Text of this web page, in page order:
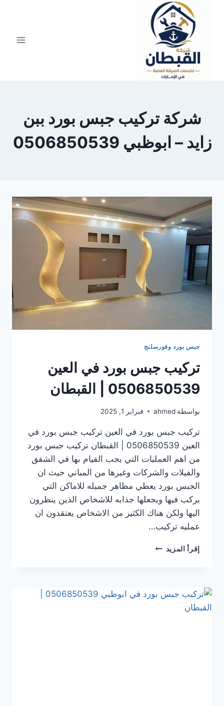
شركة تركيب جبس بورد ببن
زايد – ابوظبي 0506850539
جبس بورد وفورسلنج
تركيب جبس بورد في العين
0506850539 | القبطان
بواسطة ahmed فبراير 1, 2025
تركيب جبس بورد في العين تركيب جبس بورد في
العين 0506850539 | القبطان تركيب جبس بورد
من اهم العمليات التي يجب القيام بها في الشقق
والفيلات والشركات وغيرها من المباني حيث ان
الجبس بورد يعطي مظاهر جميله للاماكن التي
يركب فيها ويجعلها جذابه للاشخاص الذين ينظرون
اليها ولكن هناك الكثير من الاشخاص يعتقدون ان
عمليه تركيب…
إقرأ المزيد تركيب
|